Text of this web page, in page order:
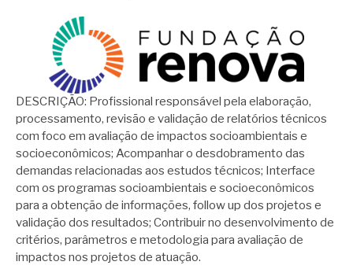
DESCRIÇÃO: Profissional responsável pela elaboração,
processamento, revisão e validação de relatórios técnicos
com foco em avaliação de impactos socioambientais e
socioeconômicos; Acompanhar o desdobramento das
demandas relacionadas aos estudos técnicos; Interface
com os programas socioambientais e socioeconômicos
para a obtenção de informações, follow up dos projetos e
validação dos resultados; Contribuir no desenvolvimento de
critérios, parâmetros e metodologia para avaliação de
impactos nos projetos de atuação.